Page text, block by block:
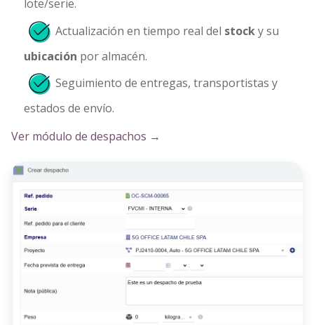
lote/serie.
Actualización en tiempo real del stock y su
ubicación por almacén.
Seguimiento de entregas, transportistas y
estados de envío.
Ver módulo de despachos →